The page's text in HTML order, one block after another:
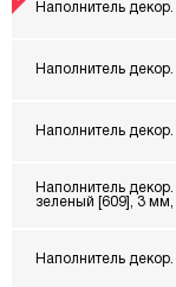
Наполнитель
Наполнитель
Наполнитель
Наполнитель
зеленый [609], 3 мм,
Наполнитель